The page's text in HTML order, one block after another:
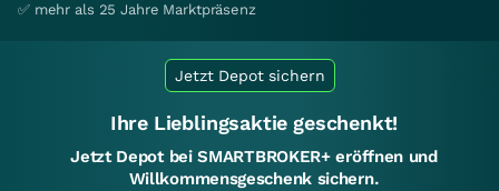
✅ mehr als 25 Jahre Marktpräsenz
Jetzt Depot sichern
Ihre Lieblingsaktie geschenkt!
Jetzt Depot bei SMARTBROKER+ eröffnen und
Willkommensgeschenk sichern.